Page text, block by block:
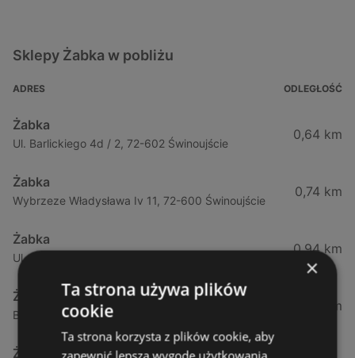
Sklepy Żabka w pobliżu
ADRES ODLEGŁOŚĆ
Żabka
Ul. Barlickiego 4d / 2, 72-602 Świnoujście
0,64 km
Żabka
Wybrzeze Władysława Iv 11, 72-600 Świnoujście
0,74 km
Żabka
Ul. Bohaterów Września 49, 72-600 Świnoujście
0,94 km
Żabka
Bohaterów Września 52, 72-600 Świnoujście
1,02 km
Żabka
×
Ta strona używa plików
cookie
Ta strona korzysta z plików cookie, aby